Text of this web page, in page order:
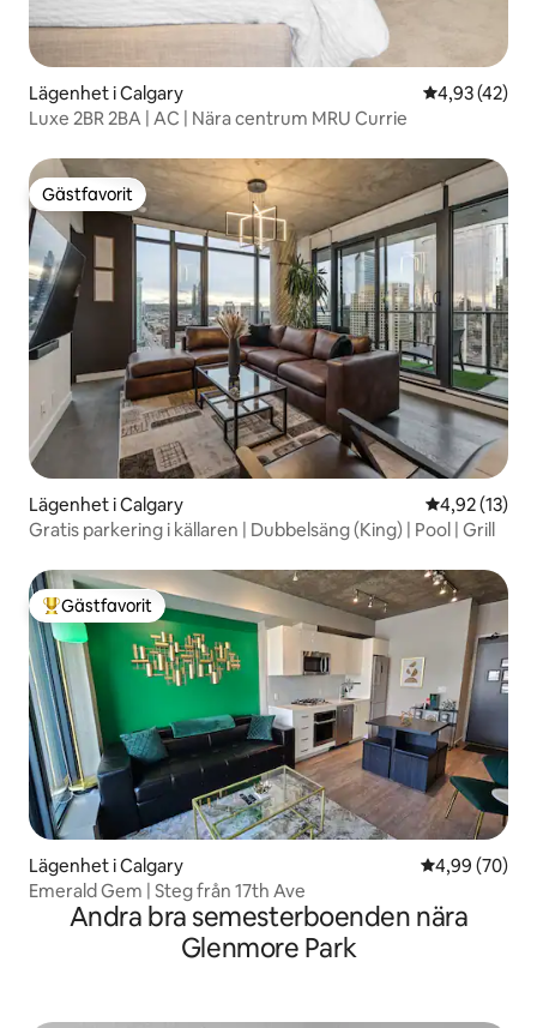
Lägenhet i Calgary 4,93 av 5 i
4,93 (42)
Luxe 2BR 2BA | AC | Nära centrum MRU Currie
Gästfavorit
Gästfavorit
Lägenhet i Calgary 4,92 av 5 i
4,92 (13)
Gratis parkering i källaren | Dubbelsäng (King) | Pool | Grill
Populär gästfavorit
Gästfavorit
Lägenhet i Calgary 4,99 av 5 i
4,99 (70)
Emerald Gem | Steg från 17th Ave
Andra bra semesterboenden nära
Glenmore Park